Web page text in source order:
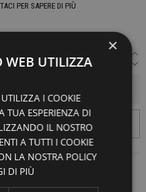
PER SAPERE DI PIÙ
×
WEB UTILIZZA
I COOKIE
TUA ESPERIENZA DI
IL NOSTRO
A TUTTI I COOKIE
LA NOSTRA POLICY
DI PIÙ